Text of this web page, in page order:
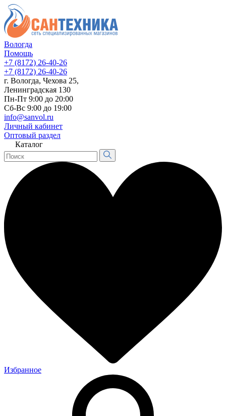
Вологда
Помощь
+7 (8172) 26-40-26
+7 (8172) 26-40-26
г. Вологда, Чехова 25,
Ленинградская 130
Пн-Пт 9:00 до 20:00
Сб-Вс 9:00 до 19:00
info@sanvol.ru
Личный кабинет
Оптовый раздел
Каталог
Избранное